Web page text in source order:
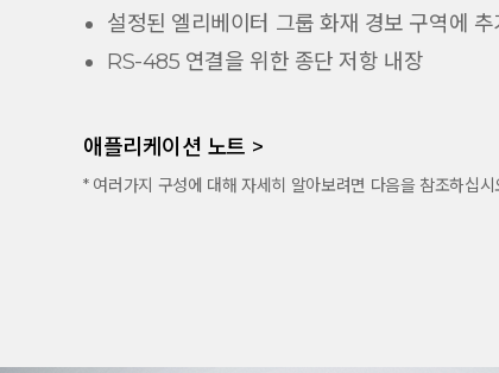
설정된 엘리베이터 그룹 화재 경보 구역에
RS-485 연결을 위한 종단 저항 내장
애플리케이션 노트 >
* 여러가지 구성에 대해 자세히 알아보려면 다음을 참조하십시